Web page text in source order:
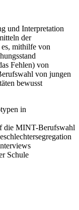
und Interpretation
der
mithilfe von
Fehlen) von
von jungen
bewusst
in
die MINT-Berufswahl
Schule